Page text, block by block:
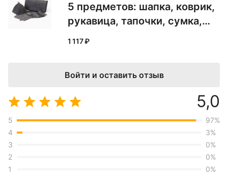
5 предметов: шапка, коврик,
рукавица, тапочки, сумка,
шерсть 30%, полиэфир 70%,
1 117 ₽
Войти и оставить отзыв
5,0
5 97%
4
3%
3
0%
2
0%
1
0%